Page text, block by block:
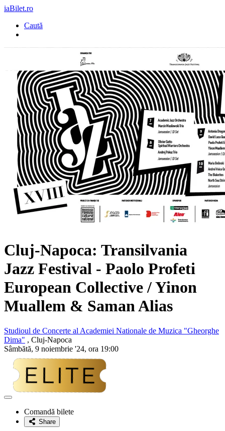
iaBilet.ro
Caută
Cluj-Napoca: Transilvania
Jazz Festival - Paolo Profeti
European Collective / Yinon
Muallem & Saman Alias
Studioul de Concerte al Academiei Nationale de Muzica "Gheorghe
Dima" , Cluj-Napoca
Sâmbătă, 9 noiembrie '24, ora 19:00
Adaugă
favoriteComandă bilete
Share